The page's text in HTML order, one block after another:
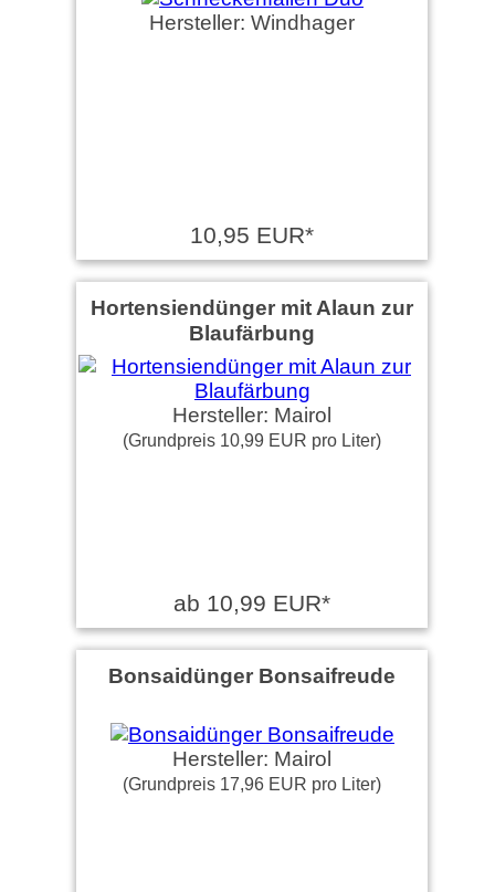
Hersteller: Windhager
10,95 EUR*
Hortensiendünger mit Alaun zur
Blaufärbung
Hersteller: Mairol
(Grundpreis 10,99 EUR pro Liter)
ab 10,99 EUR*
Bonsaidünger Bonsaifreude
Hersteller: Mairol
(Grundpreis 17,96 EUR pro Liter)